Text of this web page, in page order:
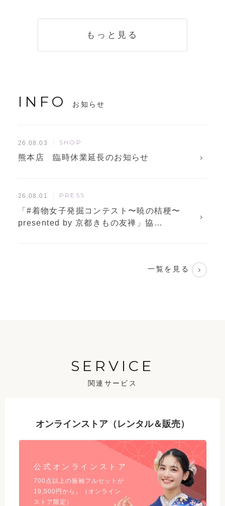
もっと見る
INFO お知らせ
26.08.03 SHOP
熊本店 臨時休業延長のお知らせ
26.08.01 PRESS
「#着物女子発掘コンテスト〜暁の桔梗〜
presented by 京都きもの友禅」協…
一覧を見る
SERVICE
関連サービス
オンラインストア（レンタル＆販売）
公式オンラインストア
700点以上の振袖フルセットが
19,500 円から。（オンライン
ストア限定）